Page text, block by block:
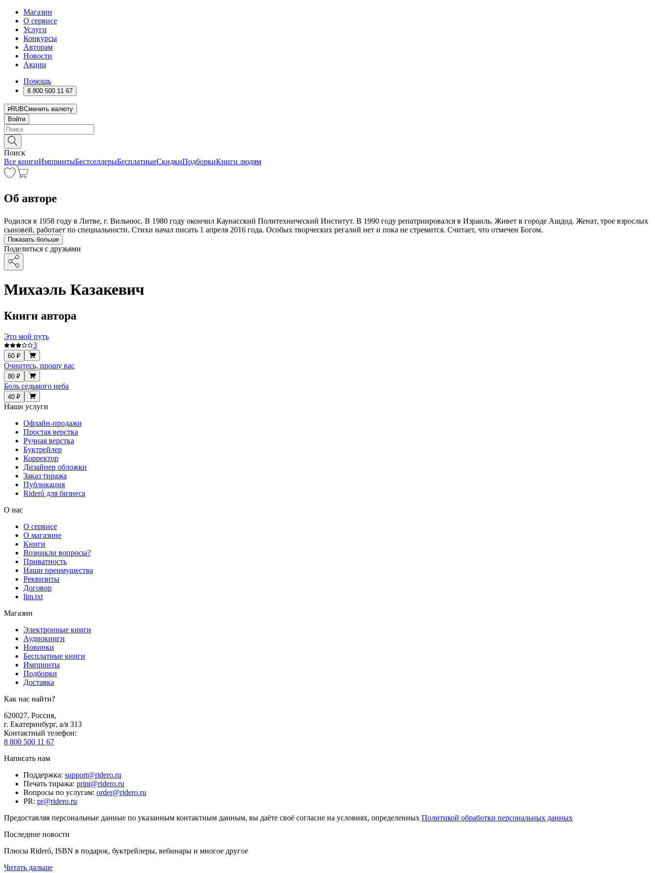
Магазин
О сервисе
Услуги
Конкурсы
Авторам
Новости
Акции
Помощь
8 800 500 11 67
RUBСменить валюту
Войти
Поиск
Все книгиИмпринтыБестселлерыБесплатныеСкидкиПодборкиКниги людям
Об авторе
Родился в 1958 году в Литве, г. Вильнюс. В 1980 году окончил Каунасский Политехнический Институт. В 1990 году репатриировался в Израиль. Живет в городе Ашдод. Женат, трое взрослых
сыновей, работает по специальности. Стихи начал писать 1 апреля 2016 года. Особых творческих регалий нет и пока не стремится. Считает, что отмечен Богом.
Показать больше
Поделиться с друзьями
Михаэль Казакевич
Книги автора
Это мой путь
3
60 ₽
Очнитесь, прошу вас
80 ₽
Боль седьмого неба
40 ₽
Наши услуги
Офлайн-продажи
Простая верстка
Ручная верстка
Буктрейлер
Корректор
Дизайнер обложки
Заказ тиража
Публикация
Rideró для бизнеса
О нас
О сервисе
О магазине
Книги
Возникли вопросы?
Приватность
Наши преимущества
Реквизиты
Договор
llm.txt
Магазин
Электронные книги
Аудиокниги
Новинки
Бесплатные книги
Импринты
Подборки
Доставка
Как нас найти?
620027, Россия,
г. Екатеринбург, а/я 313
Контактный телефон:
8 800 500 11 67
Написать нам
Поддержка: support@ridero.ru
Печать тиража: print@ridero.ru
Вопросы по услугам: order@ridero.ru
PR: pr@ridero.ru
Предоставляя персональные данные по указанным контактным данным, вы даёте своё согласие на условиях, определенных Политикой обработки персональных данных
Последние новости
Плюсы Rideró, ISBN в подарок, буктрейлеры, вебинары и многое другое
Читать дальше